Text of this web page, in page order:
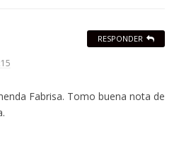
Fabrisa. Tomo buena nota de
RESPONDER